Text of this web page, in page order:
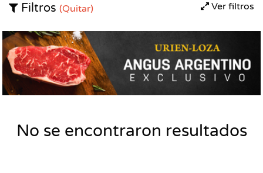
Ver filtros
Filtros (Quitar)
No se encontraron resultados